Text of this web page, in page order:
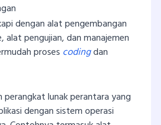
dengan alat pengembangan
pengujian, dan manajemen
proses codingdan
perangkat lunak perantara yang
dengan sistem operasi